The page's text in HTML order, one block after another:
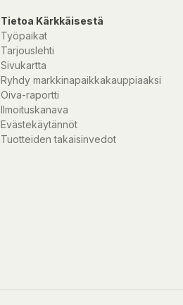
Tietoa Kärkkäisestä
Työpaikat
Tarjouslehti
Sivukartta
Ryhdy markkinapaikkakauppiaaksi
Oiva-raportti
Ilmoituskanava
Evästekäytännöt
Tuotteiden takaisinvedot